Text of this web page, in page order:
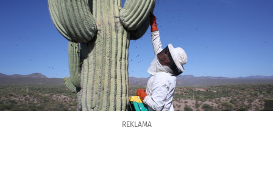
REKLAMA